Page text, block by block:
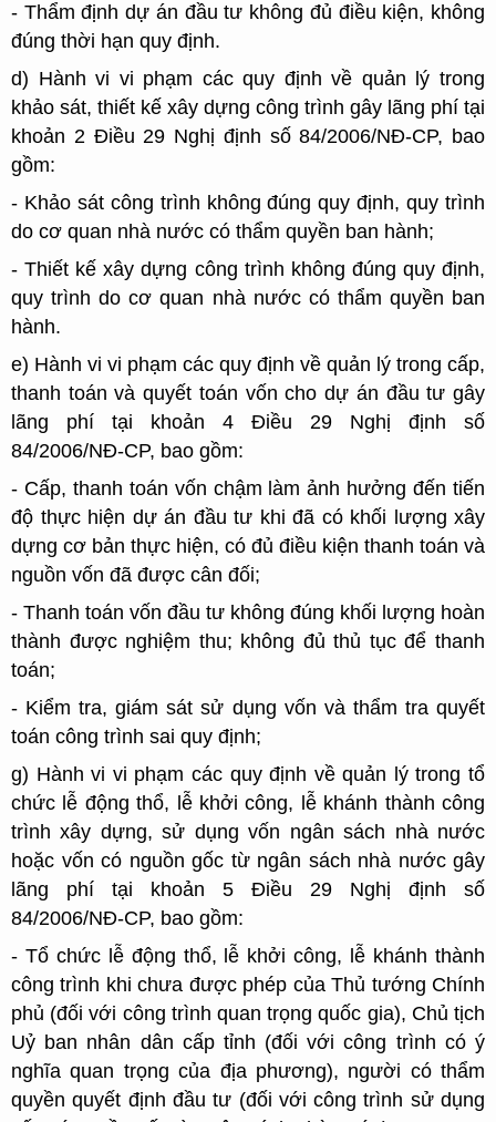
- Thẩm định dự án đầu tư không đủ điều kiện, không
đúng thời hạn quy định.
d) Hành vi vi phạm các quy định về quản lý trong
khảo sát, thiết kế xây dựng công trình gây lãng phí tại
khoản 2 Điều 29 Nghị định số 84/2006/NĐ-CP, bao
gồm:
- Khảo sát công trình không đúng quy định, quy trình
do cơ quan nhà nước có thẩm quyền ban hành;
- Thiết kế xây dựng công trình không đúng quy định,
quy trình do cơ quan nhà nước có thẩm quyền ban
hành.
e) Hành vi vi phạm các quy định về quản lý trong cấp,
thanh toán và quyết toán vốn cho dự án đầu tư gây
lãng phí tại khoản 4 Điều 29 Nghị định số
84/2006/NĐ-CP, bao gồm:
- Cấp, thanh toán vốn chậm làm ảnh hưởng đến tiến
độ thực hiện dự án đầu tư khi đã có khối lượng xây
dựng cơ bản thực hiện, có đủ điều kiện thanh toán và
nguồn vốn đã được cân đối;
- Thanh toán vốn đầu tư không đúng khối lượng hoàn
thành được nghiệm thu; không đủ thủ tục để thanh
toán;
- Kiểm tra, giám sát sử dụng vốn và thẩm tra quyết
toán công trình sai quy định;
g) Hành vi vi phạm các quy định về quản lý trong tổ
chức lễ động thổ, lễ khởi công, lễ khánh thành công
trình xây dựng, sử dụng vốn ngân sách nhà nước
hoặc vốn có nguồn gốc từ ngân sách nhà nước gây
lãng phí tại khoản 5 Điều 29 Nghị định số
84/2006/NĐ-CP, bao gồm:
- Tổ chức lễ động thổ, lễ khởi công, lễ khánh thành
công trình khi chưa được phép của Thủ tướng Chính
phủ (đối với công trình quan trọng quốc gia), Chủ tịch
Uỷ ban nhân dân cấp tỉnh (đối với công trình có ý
nghĩa quan trọng của địa phương), người có thẩm
quyền quyết định đầu tư (đối với công trình sử dụng